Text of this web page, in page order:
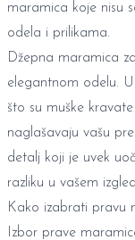
maramica koje nisu
odela i prilikama.
Džepna maramica
elegantnom odelu.
što su muške kravate
naglašavaju vašu
detalj koji je uvek
razliku u vašem
Kako izabrati pravu
Izbor prave